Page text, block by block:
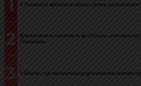
1 У Львові на зупинці знайшли сумку з автоматом
2
Військовий хотів втекти до Польщі, але
Львівщині
3 У Львові під час перевірки документів сталася